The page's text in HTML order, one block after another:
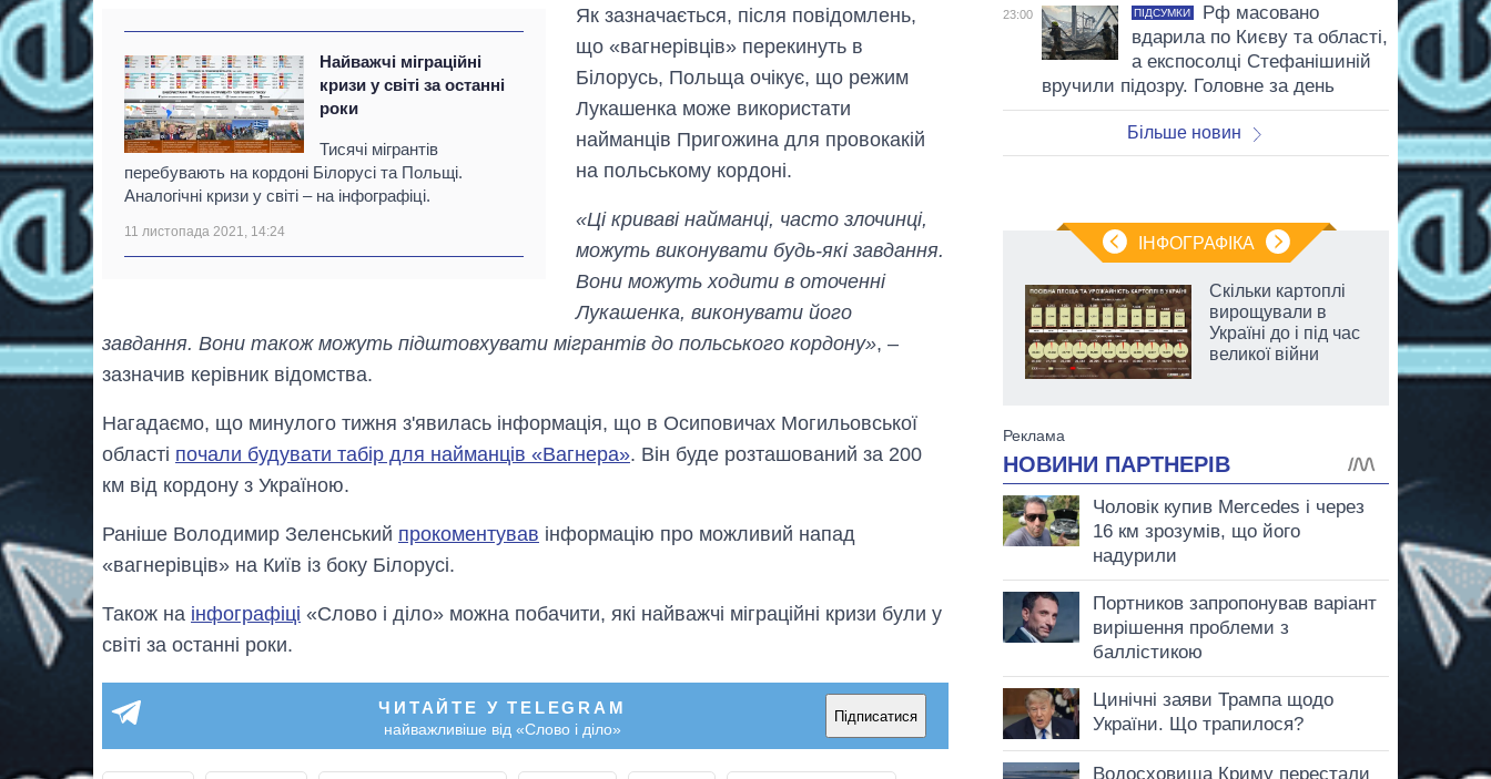
Найважчі міграційні
кризи у світі за останні
роки
Тисячі мігрантів
перебувають на кордоні Білорусі та Польщі.
Аналогічні кризи у світі – на інфографіці.
11 листопада 2021, 14:24
Як зазначається, після повідомлень,
що «вагнерівців» перекинуть в
Білорусь, Польща очікує, що режим
Лукашенка може використати
найманців Пригожина для провокакій
на польському кордоні.
«Ці криваві найманці, часто злочинці,
можуть виконувати будь-які завдання.
Вони можуть ходити в оточенні
Лукашенка, виконувати його
завдання. Вони також можуть підштовхувати мігрантів до польського кордону», –
зазначив керівник відомства.
Нагадаємо, що минулого тижня з'явилась інформація, що в Осиповичах Могильовської
області почали будувати табір для найманців «Вагнера». Він буде розташований за 200
км від кордону з Україною.
Раніше Володимир Зеленський прокоментував інформацію про можливий напад
«вагнерівців» на Київ із боку Білорусі.
Також на інфографіці «Слово і діло» можна побачити, які найважчі міграційні кризи були у
світі за останні роки.
ЧИТАЙТЕ У TELEGRAM
найважливіше від «Слово і діло»
Підписатися
23:00 ПІДСУМКИ
Рф масовано
вдарила по Києву та області,
а експосолці Стефанішиній
вручили підозру. Головне за день
Більше новин
ІНФОГРАФІКА
Як зросли тарифи
на холодну воду у
містах України на
початок серпня
Скільки картоплі
вирощували в
Україні до і під час
великої війни